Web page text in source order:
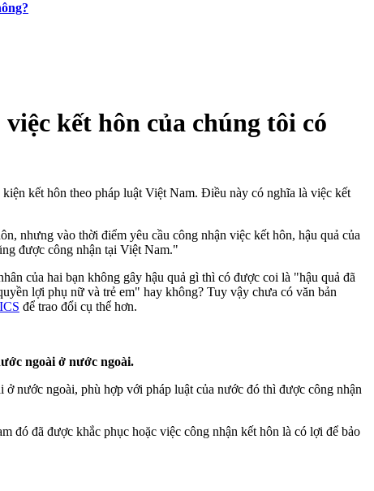
kết hôn của chúng tôi có
kết hôn theo pháp luật Việt Nam. Điều này có nghĩa là việc kết
nhưng vào thời điểm yêu cầu công nhận việc kết hôn, hậu quả của
được công nhận tại Việt Nam."
của hai bạn không gây hậu quả gì thì có được coi là "hậu quả đã
lợi phụ nữ và trẻ em" hay không? Tuy vậy chưa có văn bản
để trao đổi cụ thể hơn.
ngoài ở nước ngoài.
nước ngoài, phù hợp với pháp luật của nước đó thì được công nhận
đó đã được khắc phục hoặc việc công nhận kết hôn là có lợi để bảo